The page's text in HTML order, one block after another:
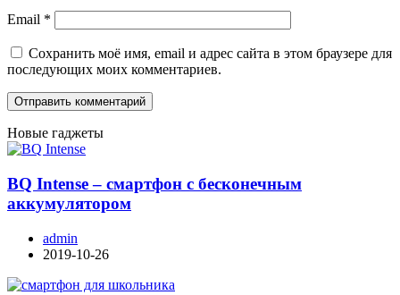
Email *
Сохранить моё имя, email и адрес сайта в этом браузере для
последующих моих комментариев.
Новые гаджеты
BQ Intense – смартфон с бесконечным
аккумулятором
admin
2019-10-26